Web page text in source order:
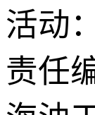
活动
责任